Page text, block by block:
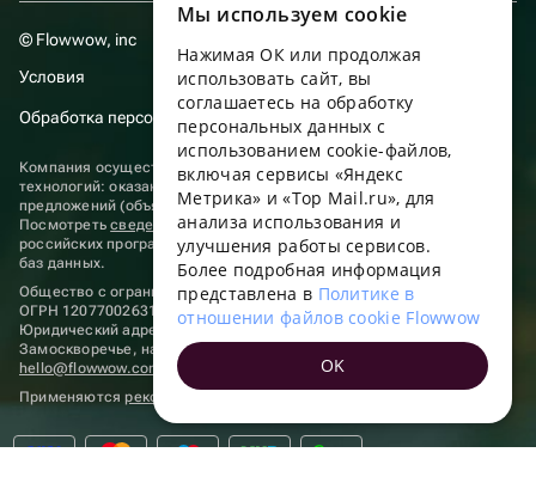
© Flowwow, inc
Условия
Обработка персональных данных
Компания осуществляет деятельность в области информационных
технологий: оказание услуг в сети “Интернет” по размещению
предложений (объявлений) продавцов о реализации товаров.
Посмотретьсведения о программах, включенных в реестр
российских программ для электронных вычислительных машин и
баз данных.
Общество с ограниченной ответственностью «ФЛАУВАУ»
ОГРН 1207700263198, ИНН 9702020445
Юридический адрес: г. Москва, вн.тер. г. Муниципальный округ
Замоскворечье, наб. Садовническая, д. 9, помещ. 2/3.
hello@flowwow.com
8 800 555-16-15
Применяютсярекомендательные технологии
ENGLISH
UKRAINIAN
PORTUGUESE
FRENCH
TURKISH
POLISH
Мы используем сookie
Нажимая ОК или продолжая
использовать сайт, вы
соглашаетесь на обработку
персональных данных с
использованием cookie-файлов,
включая сервисы «Яндекс
Метрика» и «Top Mail.ru», для
анализа использования и
улучшения работы сервисов.
Более подробная информация
представлена в Политике в
отношении файлов cookie Flowwow
OK